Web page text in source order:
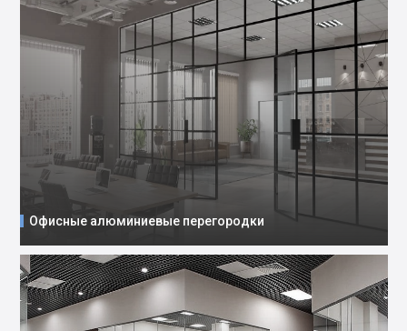
Офисные алюминиевые перегородки